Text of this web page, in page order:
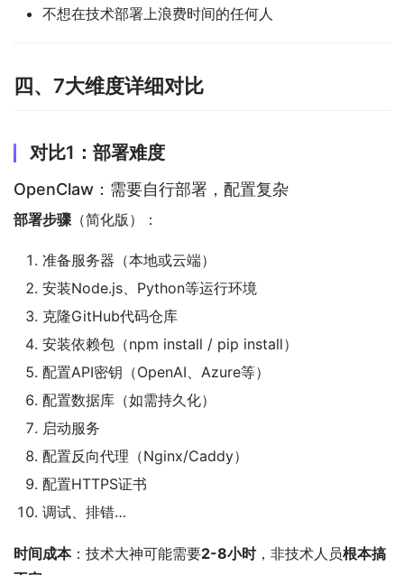
不想在技术部署上浪费时间的任何人
四、7大维度详细对比
对比1：部署难度
OpenClaw：需要自行部署，配置复杂
部署步骤（简化版）：
准备服务器（本地或云端）
安装Node.js、Python等运行环境
克隆GitHub代码仓库
安装依赖包（npm install / pip install）
配置API密钥（OpenAI、Azure等）
配置数据库（如需持久化）
启动服务
配置反向代理（Nginx/Caddy）
配置HTTPS证书
调试、排错…
时间成本：技术大神可能需要2-8小时，非技术人员根本搞